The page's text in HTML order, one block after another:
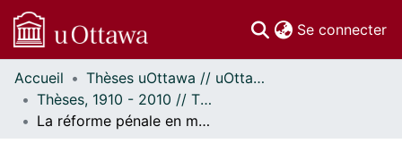
Se connecter
Communautés
et collections
Parcourir
Accueil
Thèses uOttawa // uOttawa Theses
Thèses, 1910 - 2010 // Theses, 1910 - 2010
La réforme pénale en matière de protection des animaux dans le code criminel canadien: 1892--1927